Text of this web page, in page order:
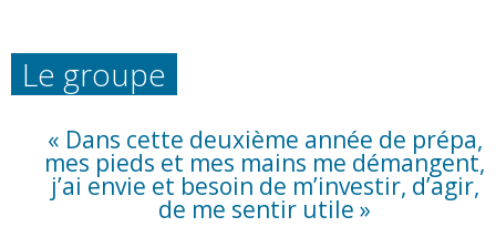
Le groupe
« Dans cette deuxième année de prépa,
mes pieds et mes mains me démangent,
j’ai envie et besoin de m’investir, d’agir,
de me sentir utile »